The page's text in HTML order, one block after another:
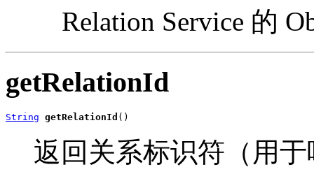
Relation Service 的
getRelationId
String getRelationId ()
返回关系标识符（用于